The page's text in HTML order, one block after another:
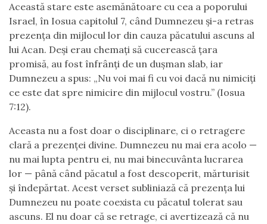
Această stare este asemănătoare cu cea a poporului
Israel, în Iosua capitolul 7, când Dumnezeu și-a retras
prezența din mijlocul lor din cauza păcatului ascuns al
lui Acan. Deși erau chemați să cucerească țara
promisă, au fost înfrânți de un dușman slab, iar
Dumnezeu a spus: „Nu voi mai fi cu voi dacă nu nimiciți
ce este dat spre nimicire din mijlocul vostru.” (Iosua
7:12).
Aceasta nu a fost doar o disciplinare, ci o retragere
clară a prezenței divine. Dumnezeu nu mai era acolo —
nu mai lupta pentru ei, nu mai binecuvânta lucrarea
lor — până când păcatul a fost descoperit, mărturisit
și îndepărtat. Acest verset subliniază că prezența lui
Dumnezeu nu poate coexista cu păcatul tolerat sau
ascuns. El nu doar că se retrage, ci avertizează că nu